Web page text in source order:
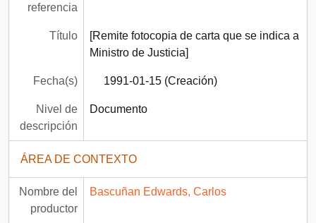
referencia
Título
[Remite fotocopia de carta que se indica a
Ministro de Justicia]
Fecha(s) 1991-01-15 (Creación)
Nivel de
descripción
Documento
ÁREA DE CONTEXTO
Nombre del
productor
Bascuñan Edwards, Carlos